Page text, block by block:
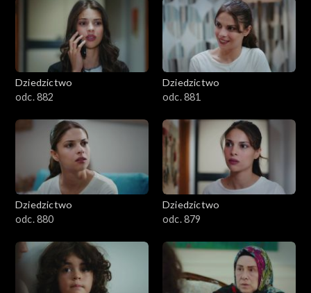
Dziedzictwo
odc. 882
Dziedzictwo
odc. 881
Dziedzictwo
odc. 880
Dziedzictwo
odc. 879